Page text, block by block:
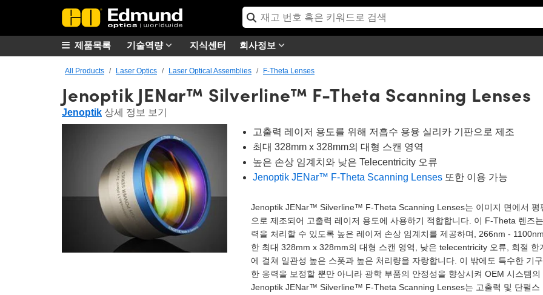
기술역량 지식센터 회사정보
제품목록
All Products Laser Optics Laser Optical Assemblies F-Theta Lenses
Jenoptik JENar™ Silverline™ F-Theta Scanning Lenses
Jenoptik 상세 정보 보기
고출력 레이저 용도를 위해 저흡수 용융 실리카 기판으로 제조
최대 328mm x 328mm의 대형 스캔 영역
높은 손상 임계치와 낮은 Telecentricity 오류
Jenoptik JENar™ F-Theta Scanning Lenses 또한 이용 가능
Jenoptik JENar™ Silverline™ F-Theta Scanning Lenses는 이미지 면에서 평
으로 제조되어 고출력 레이저 용도에 사용하기 적합합니다. 이 F-Theta 렌즈
력을 처리할 수 있도록 높은 레이저 손상 임계치를 제공하며, 266nm -
한 최대 328mm x 328mm의 대형 스캔 영역, 낮은 telecentricity 오류, 회절
에 걸쳐 일관성 높은 스폿과 높은 처리량을 자랑합니다. 이 밖에도 특수한 기
한 응력을 보정할 뿐만 아니라 광학 부품의 안정성을 향상시켜 OEM 시스템
Jenoptik JENar™ Silverline™ F-Theta Scanning Lenses는 고출력 및 단펄스